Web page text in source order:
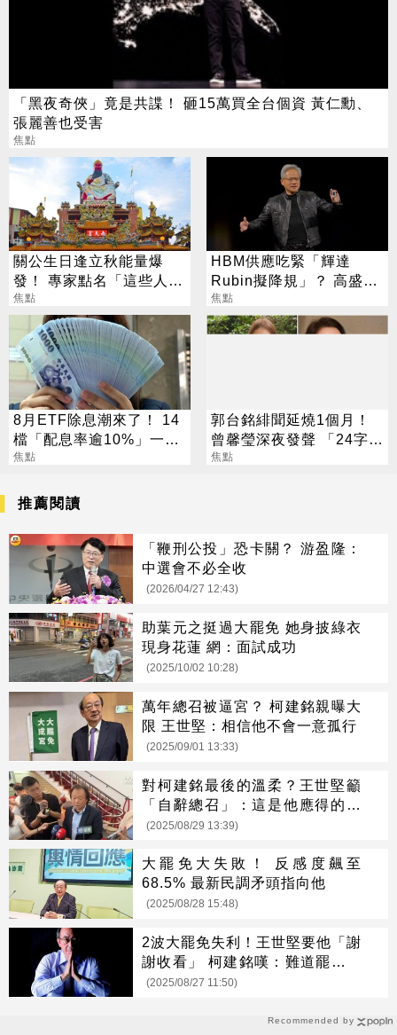
「黑夜奇俠」竟是共諜！ 砸15萬買全台個資 黃仁勳、
張麗善也受害
焦點
關公生日逢立秋能量爆
發！ 專家點名「這些人」
別亂拜
焦點
HBM供應吃緊「輝達
Rubin擬降規」？ 高盛反
讚記憶體：牛市才開始
焦點
8月ETF除息潮來了！ 14
檔「配息率逾10%」一次
看
焦點
郭台銘緋聞延燒1個月！
曾馨瑩深夜發聲 「24字」
吐盡最心繫的事
焦點
Recommended by
推薦閱讀
「鞭刑公投」恐卡關？ 游盈隆：
中選會不必全收
(2026/04/27 12:43)
助葉元之挺過大罷免 她身披綠衣
現身花蓮 網：面試成功
(2025/10/02 10:28)
萬年總召被逼宮？ 柯建銘親曝大
限 王世堅：相信他不會一意孤行
(2025/09/01 13:33)
對柯建銘最後的溫柔？王世堅籲
「自辭總召」：這是他應得的懲
罰
(2025/08/29 13:39)
大罷免大失敗！ 反感度飆至
68.5% 最新民調矛頭指向他
(2025/08/28 15:48)
2波大罷免失利！王世堅要他「謝
謝收看」 柯建銘嘆：難道罷團錯
了嗎？
(2025/08/27 11:50)